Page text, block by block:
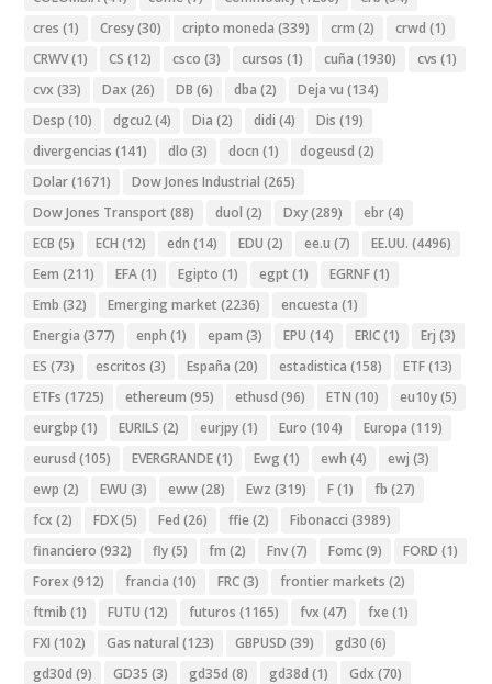
cres (1) Cresy(30) cripto moneda (339) crm (2) crwd (1)
CRWV(1) CS (12) csco (3) cursos (1) cuña (1930) cvs (1)
cvx (33) Dax (26) DB (6) dba (2) Deja vu (134)
Desp (10) dgcu2(4) Dia (2) didi (4) Dis (19)
divergencias (141) dlo (3) docn (1) dogeusd (2)
Dolar(1671) Dow Jones Industrial (265)
Dow Jones Transport (88) duol (2) Dxy(289) ebr(4)
ECB (5) ECH (12) edn (14) EDU (2) ee.u (7) EE.UU. (4496)
Eem (211) EFA(1) Egipto (1) egpt (1) EGRNF(1)
Emb (32) Emerging market (2236) encuesta (1)
Energia (377) enph (1) epam (3) EPU (14) ERIC(1) Erj (3)
ES (73) escritos (3) España (20) estadistica (158) ETF(13)
ETFs (1725) ethereum (95) ethusd (96) ETN (10) eu10y(5)
eurgbp (1) EURILS (2) eurjpy(1) Euro (104) Europa (119)
eurusd (105) EVERGRANDE(1) Ewg (1) ewh (4) ewj (3)
ewp (2) EWU (3) eww(28) Ewz (319) F(1) fb (27)
fcx (2) FDX(5) Fed (26) ffie (2) Fibonacci (3989)
financiero (932) fly(5) fm (2) Fnv(7) Fomc(9) FORD (1)
Forex (912) francia (10) FRC(3) frontier markets (2)
ftmib (1) FUTU (12) futuros (1165) fvx (47) fxe (1)
FXI (102) Gas natural (123) GBPUSD (39) gd30 (6)
gd30d (9) GD35 (3) gd35d (8) gd38d (1) Gdx (70)